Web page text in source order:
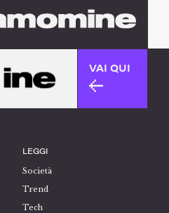
VAI QUI
LEGGI
Società
Trend
Tech